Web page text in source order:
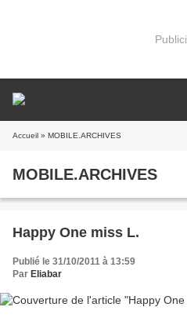
Accueil » MOBILE.ARCHIVES
MOBILE.ARCHIVES
Happy One miss L.
Publié le 31/10/2011 à 13:59
Par Eliabar